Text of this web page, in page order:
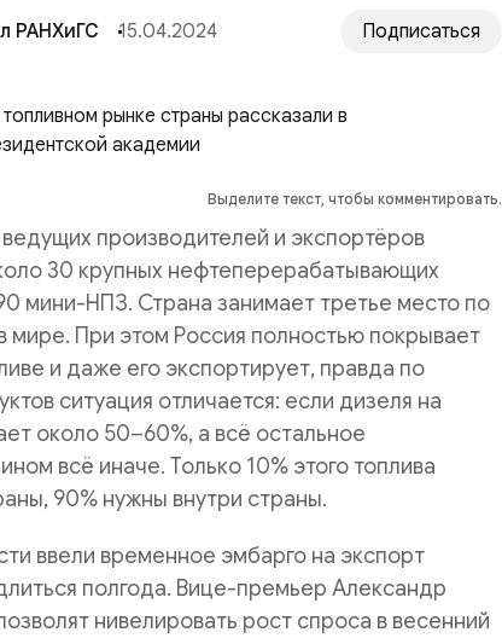
РАНХиГС 15.04.2024
Подписаться
Выделите текст, чтобы комментировать.
производителей и экспортёров
30 крупных нефтеперерабатывающих
мини-НПЗ. Страна занимает третье место по
При этом Россия полностью покрывает
и даже его экспортирует, правда по
ситуация отличается: если дизеля на
около 50–60%, а всё остальное
всё иначе. Только 10% этого топлива
90% нужны внутри страны.
ввели временное эмбарго на экспорт
полгода. Вице-премьер Александр
нивелировать рост спроса в весенний